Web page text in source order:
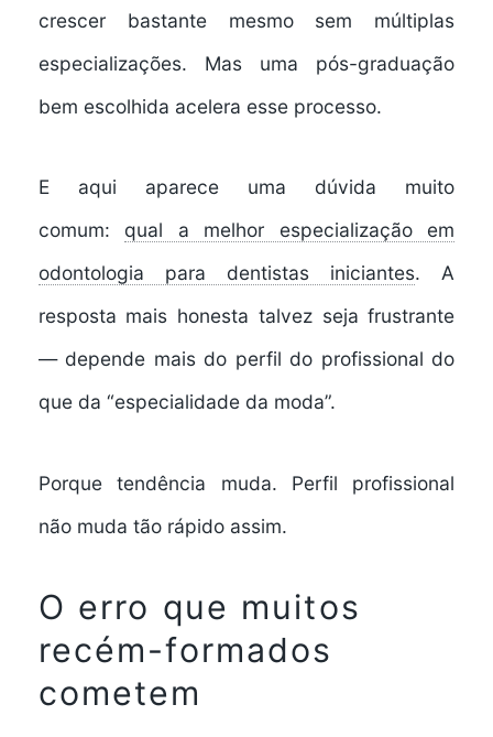
crescer bastante mesmo sem múltiplas
especializações. Mas uma pós-graduação
bem escolhida acelera esse processo.
E aqui aparece uma dúvida muito
comum: qual a melhor especialização em
odontologia para dentistas iniciantes. A
resposta mais honesta talvez seja frustrante
— depende mais do perfil do profissional do
que da “especialidade da moda”.
Porque tendência muda. Perfil profissional
não muda tão rápido assim.
O erro que muitos
recém-formados
cometem